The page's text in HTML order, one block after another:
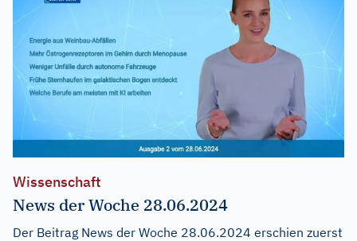
Wissenschaft
News der Woche 28.06.2024
Der Beitrag News der Woche 28.06.2024 erschien zuerst